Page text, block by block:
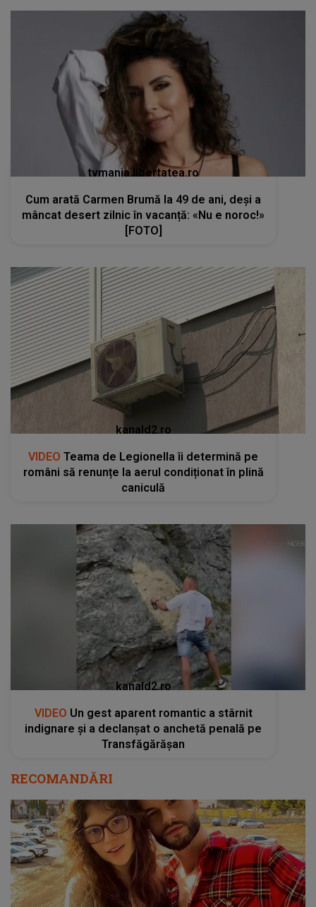
tvmania.libertatea.ro
Cum arată Carmen Brumă la 49 de ani, deși a
mâncat desert zilnic în vacanță: «Nu e noroc!»
[FOTO]
kanald2.ro
VIDEO Teama de Legionella îi determină pe
români să renunțe la aerul condiționat în plină
caniculă
kanald2.ro
VIDEO Un gest aparent romantic a stârnit
indignare și a declanșat o anchetă penală pe
Transfăgărășan
RECOMANDĂRI